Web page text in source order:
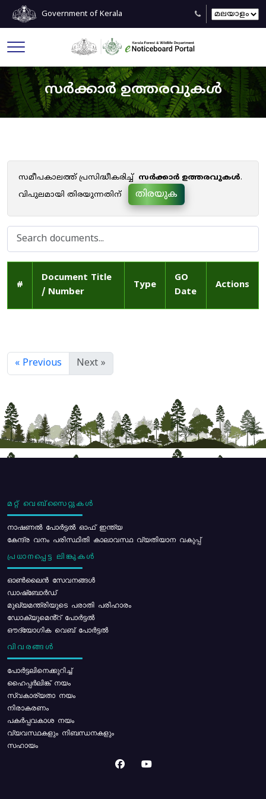
Government of Kerala
സർക്കാർ ഉത്തരവുകൾ
സമീപകാലത്ത് പ്രസിദ്ധീകരിച്ച് സർക്കാർ ഉത്തരവുകൾ.
വിപുലമായി തിരയുന്നതിന്
തിരയുക
#
Document Title
/ Number
Type
GO
Date
Actions
« Previous Next »
മറ്റ് വെബ്സൈറ്റുകൾ
നാഷണൽ പോർട്ടൽ ഓഫ് ഇന്ത്യ
കേന്ദ്ര വനം പരിസ്ഥിതി കാലാവസ്ഥ വ്യതിയാന വകുപ്പ്
പ്രധാനപ്പെട്ട ലിങ്കുകൾ
ഓൺലൈൻ സേവനങ്ങൾ
ഡാഷ്ബോർഡ്
മുഖ്യമന്ത്രിയുടെ പരാതി പരിഹാരം
ഡോക്യുമെൻ്റ് പോർട്ടൽ
ഔദ്യോഗിക വെബ് പോർട്ടൽ
വിവരങ്ങൾ
പോര്‍ട്ടലിനെക്കുറിച്ച്
ഹൈപ്പർലിങ്ക് നയം
സ്വകാര്യതാ നയം
നിരാകരണം
പകർപ്പവകാശ നയം
വ്യവസ്ഥകളും നിബന്ധനകളും
സഹായം